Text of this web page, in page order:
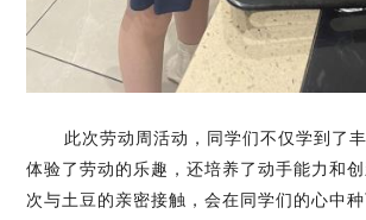
此次劳动周活动，同学们不仅学到了
体验了劳动的乐趣，还培养了动手能力和
次与土豆的亲密接触，会在同学们的心中